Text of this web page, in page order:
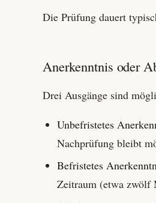
Die Prüfung dauert
Anerkenntnis oder
Drei Ausgänge sind
Unbefristetes
Nachprüfung bleibt
Befristetes
Zeitraum (etwa zwölf